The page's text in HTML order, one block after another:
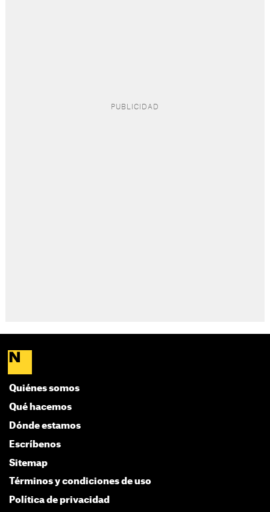
Quiénes somos
Qué hacemos
Dónde estamos
Escríbenos
Sitemap
Términos y condiciones de uso
Política de privacidad